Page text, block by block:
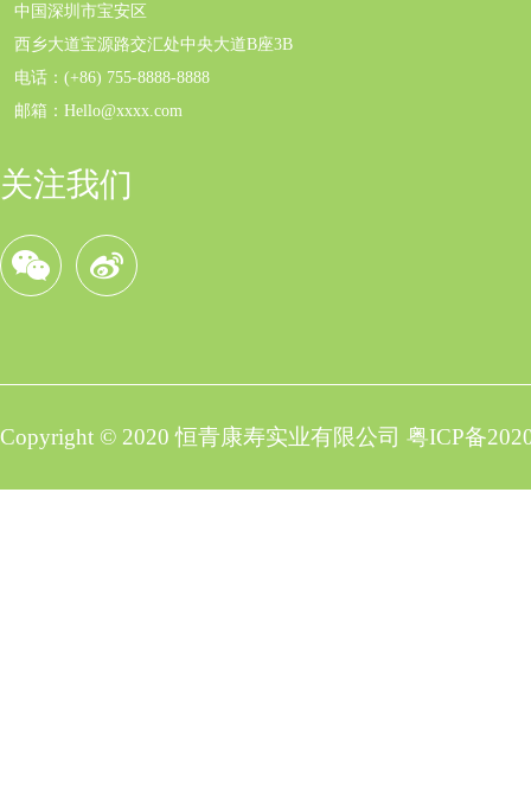
中国深圳市宝安区
西乡大道宝源路交汇处中央大道B座3B
电话：(+86) 755-8888-8888
邮箱：Hello@xxxx.com
关注我们
Copyright © 2020 恒青康寿实业有限公司 粤ICP备